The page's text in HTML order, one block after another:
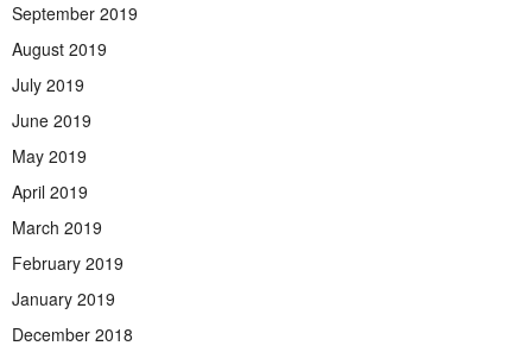
September 2019
August 2019
July 2019
June 2019
May 2019
April 2019
March 2019
February 2019
January 2019
December 2018